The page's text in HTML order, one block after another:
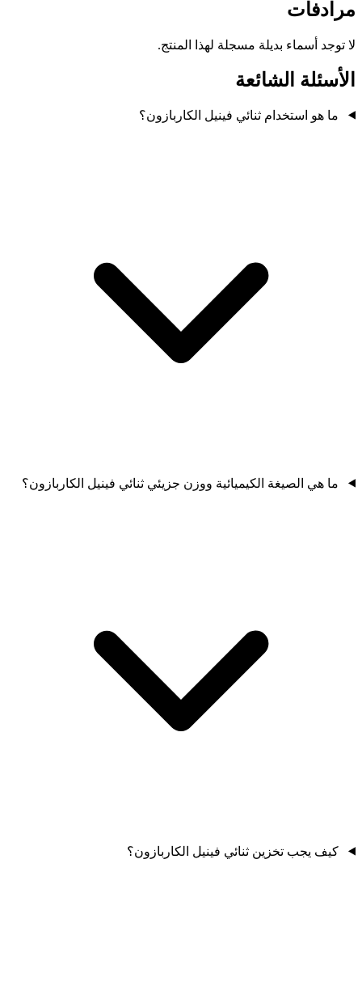
مرادفات
لا توجد أسماء بديلة مسجلة لهذا المنتج.
الأسئلة الشائعة
ما هو استخدام ثنائي فينيل الكاربازون؟
ما هي الصيغة الكيميائية ووزن جزيئي ثنائي فينيل الكاربازون؟
كيف يجب تخزين ثنائي فينيل الكاربازون؟